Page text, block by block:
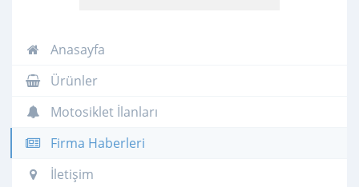
Anasayfa
Ürünler
Motosiklet İlanları
Firma Haberleri
İletişim